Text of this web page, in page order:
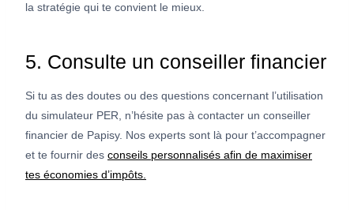
la stratégie qui te convient le mieux.
5. Consulte un conseiller financier
Si tu as des doutes ou des questions concernant l’utilisation
du simulateur PER, n’hésite pas à contacter un conseiller
financier de Papisy. Nos experts sont là pour t’accompagner
et te fournir des conseils personnalisés afin de maximiser
tes économies d’impôts.